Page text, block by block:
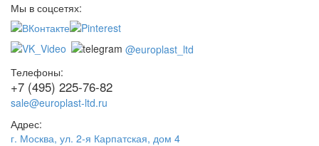
Мы в соцсетях:
@europlast_ltd
Телефоны:
+7 (495) 225-76-82
sale@europlast-ltd.ru
Адрес:
г. Москва, ул. 2-я Карпатская, дом 4